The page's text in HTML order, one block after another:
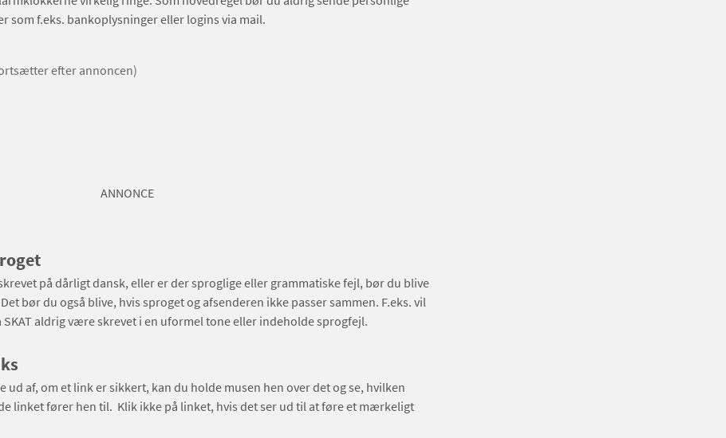
som f.eks. bankoplysninger eller logins via mail.
efter annoncen)
ANNONCE
på dårligt dansk, eller er der sproglige eller grammatiske fejl, bør du blive
bør du også blive, hvis sproget og afsenderen ikke passer sammen. F.eks. vil
SKAT aldrig være skrevet i en uformel tone eller indeholde sprogfejl.
ud af, om et link er sikkert, kan du holde musen hen over det og se, hvilken
linket fører hen til. Klik ikke på linket, hvis det ser ud til at føre et mærkeligt